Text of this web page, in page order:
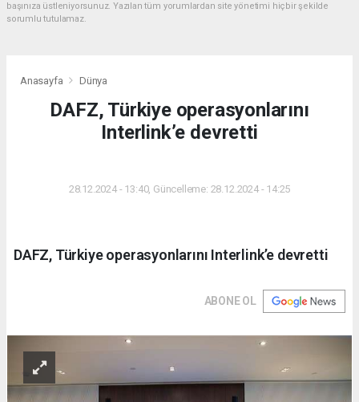
başınıza üstleniyorsunuz. Yazılan tüm yorumlardan site yönetimi hiçbir şekilde
sorumlu tutulamaz.
Anasayfa Dünya
DAFZ, Türkiye operasyonlarını
Interlink’e devretti
28.12.2024 - 13:40, Güncelleme: 28.12.2024 - 14:25
DAFZ, Türkiye operasyonlarını Interlink’e devretti
ABONE OL